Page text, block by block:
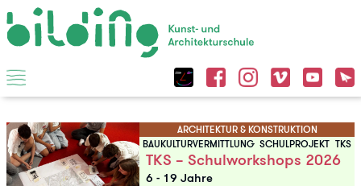
ARCHITEKTUR & KONSTRUKTION
BAUKULTURVERMITTLUNG SCHULPROJEKT TKS
TKS – Schulworkshops 2026
6 - 19 Jahre